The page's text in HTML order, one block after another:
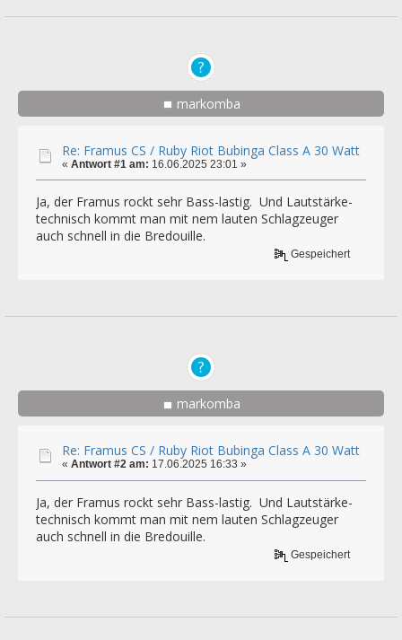
markomba
Re: Framus CS / Ruby Riot Bubinga Class A 30 Watt
« Antwort #1 am: 16.06.2025 23:01 »
Ja, der Framus rockt sehr Bass-lastig. Und Lautstärke-
technisch kommt man mit nem lauten Schlagzeuger
auch schnell in die Bredouille.
Gespeichert
markomba
Re: Framus CS / Ruby Riot Bubinga Class A 30 Watt
« Antwort #2 am: 17.06.2025 16:33 »
Ja, der Framus rockt sehr Bass-lastig. Und Lautstärke-
technisch kommt man mit nem lauten Schlagzeuger
auch schnell in die Bredouille.
Gespeichert